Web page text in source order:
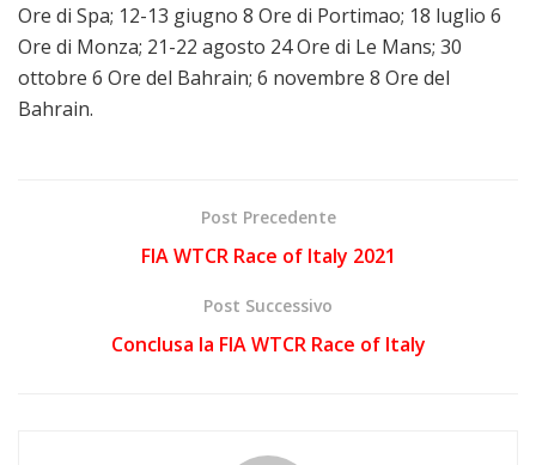
Ore di Spa; 12-13 giugno 8 Ore di Portimao; 18 luglio 6
Ore di Monza; 21-22 agosto 24 Ore di Le Mans; 30
ottobre 6 Ore del Bahrain; 6 novembre 8 Ore del
Bahrain.
Post Precedente
FIA WTCR Race of Italy 2021
Post Successivo
Conclusa la FIA WTCR Race of Italy